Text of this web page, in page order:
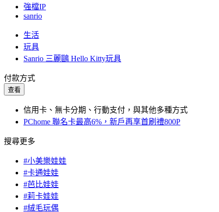
強檔IP
sanrio
生活
玩具
Sanrio 三麗鷗 Hello Kitty玩具
付款方式
查看
信用卡、無卡分期、行動支付，與其他多種方式
PChome 聯名卡最高6%，新戶再享首刷禮800P
搜尋更多
#小美樂娃娃
#卡通娃娃
#芭比娃娃
#莉卡娃娃
#絨毛玩偶